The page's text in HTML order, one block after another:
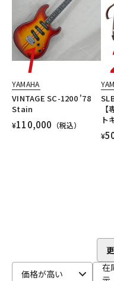
YAMAHA
VINTAGE SC-1200 '78
Stain
¥110,000 （税込）
ト
¥
価格が高い
在